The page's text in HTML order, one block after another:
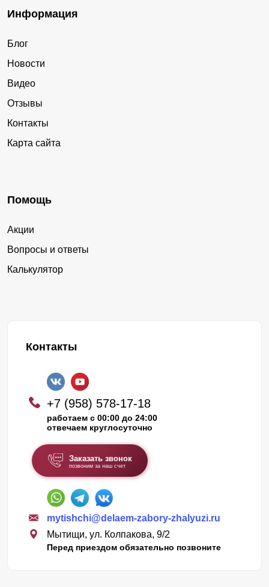
Информация
Блог
Новости
Видео
Отзывы
Контакты
Карта сайта
Помощь
Акции
Вопросы и ответы
Калькулятор
Контакты
+7 (958) 578-17-18
работаем с 00:00 до 24:00
отвечаем круглосуточно
Заказать звонок
позвоним за наш счет
mytishchi@delaem-zabory-zhalyuzi.ru
Мытищи, ул. Колпакова, 9/2
Перед приездом обязательно позвоните